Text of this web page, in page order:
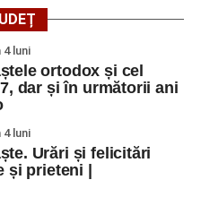
Trei achiziții și performanțe
4 luni
ortodox și cel
dar și în următorii ani
4 luni
Urări și felicitări
prieteni |